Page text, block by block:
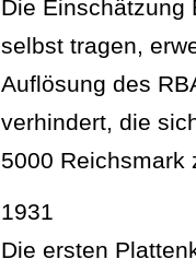
Die Einschätzung
selbst tragen,
Auflösung des
verhindert, die
5000 Reichsmark
1931
Die ersten